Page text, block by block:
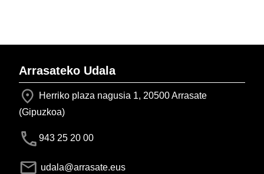
Arrasateko Udala
Herriko plaza nagusia 1, 20500 Arrasate
(Gipuzkoa)
943 25 20 00
udala@arrasate.eus